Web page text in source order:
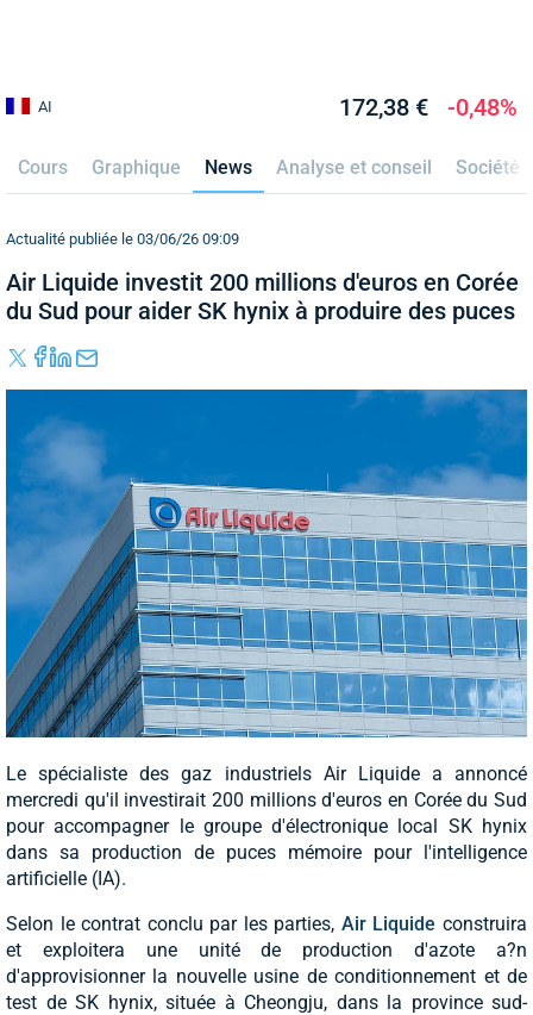
AI 172,38 € -0,48%
Cours Graphique News Analyse et conseil Société
Actualité publiée le 03/06/26 09:09
Air Liquide investit 200 millions d'euros en Corée
du Sud pour aider SK hynix à produire des puces
Le spécialiste des gaz industriels Air Liquide a annoncé
mercredi qu'il investirait 200 millions d'euros en Corée du Sud
pour accompagner le groupe d'électronique local SK hynix
dans sa production de puces mémoire pour l'intelligence
artificielle (IA).
Selon le contrat conclu par les parties, Air Liquide construira
et exploitera une unité de production d'azote a?n
d'approvisionner la nouvelle usine de conditionnement et de
test de SK hynix, située à Cheongju, dans la province sud-